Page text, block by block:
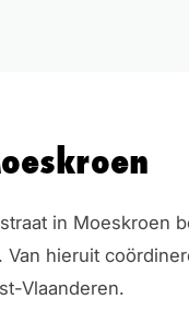
in Moeskroen
Van hieruit
Vlaanderen.